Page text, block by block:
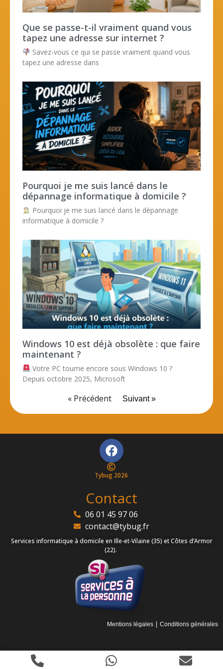
Que se passe-t-il vraiment quand vous
tapez une adresse sur internet ?
Savez-vous ce qui se passe vraiment quand vous
tapez une adresse dans
Pourquoi je me suis lancé dans le
dépannage informatique à domicile ?
Pourquoi je me suis lancé dans le dépannage
informatique à domicile ?
Windows 10 est déjà obsolète : que faire
maintenant ?
Votre PC tourne encore sous Windows 10 ?
Depuis octobre 2025, Microsoft
« Précédent Suivant »
Tybug 2026
06 01 45 97 06
contact@tybug.fr
Contact
Services informatique à domicile en Ille-et-Vilaine (35) et Côtes d’Armor
(22).
Mentions légales | Conditions générales